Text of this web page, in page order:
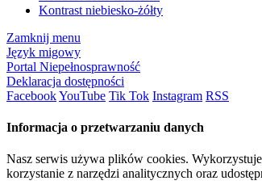
Kontrast niebiesko-żółty
Zamknij menu
Język migowy
Portal Niepełnosprawność
Deklaracja dostępności
FacebookYouTube Tik Tok Instagram RSS
Informacja o przetwarzaniu danych
Nasz serwis używa plików cookies.
korzystanie z narzędzi analitycznych oraz